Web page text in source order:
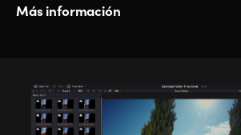
Más información